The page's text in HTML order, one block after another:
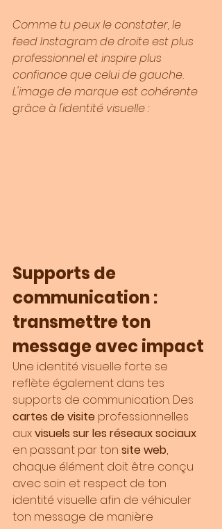
Comme tu peux le constater, le
feed Instagram de droite est plus
professionnel et inspire plus
confiance que celui de gauche.
L'image de marque est cohérente
grâce à l'identité visuelle :
Supports de
communication :
transmettre ton
message avec impact
Une identité visuelle forte se
reflète également dans tes
supports de communication. Des
cartes de visite professionnelles
aux visuels sur les réseaux sociaux
en passant par ton site web,
chaque élément doit être conçu
avec soin et respect de ton
identité visuelle afin de véhiculer
ton message de manière